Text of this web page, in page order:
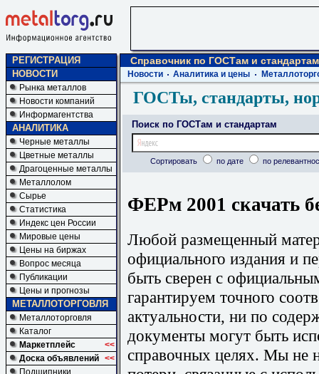
РЕГИСТРАЦИЯ
НОВОСТИ
Рынка металлов
Новости компаний
Информагентства
АНАЛИТИКА
Черные металлы
Цветные металлы
Драгоценные металлы
Металлолом
Сырье
Статистика
Индекс цен России
Мировые цены
Цены на биржах
Вопрос месяца
Публикации
Цены и прогнозы
МЕТАЛЛОТОРГОВЛЯ
Металлоторговля
Каталог
Маркетплейс
<<
Доска объявлений <<
Подшипники
Справочник по ГОСТам и стандартам
Новости Аналитика и цены
ГОСТы, стандарты,
Поиск по ГОСТам и стандартам
Сортировать по дате по
ФЕРм 2001 скачать
Любой размещенный
официального издания и
быть сверен с
гарантируем точного
актуальности, ни по
документы могут быть
справочных целях. Мы не